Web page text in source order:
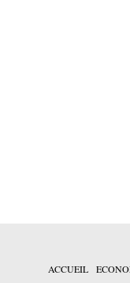
ACCUEIL